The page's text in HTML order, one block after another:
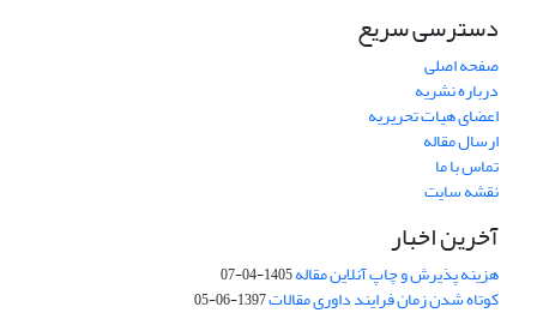
دسترسی سریع
صفحه اصلی
درباره نشریه
اعضای هیات تحریریه
ارسال مقاله
تماس با ما
نقشه سایت
آخرین اخبار
هزینه پذیرش و چاپ آنلاین مقاله1405-04-07
کوتاه شدن زمان فرایند داوری مقالات1397-06-05